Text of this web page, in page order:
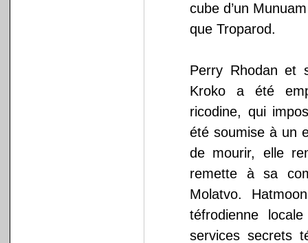
cube d’un
que Troparod.
Perry Rhodan et
Kroko a été
ricodine, qui
été soumise à un
de mourir, elle
remette à sa
Molatvo.
téfrodienne
services secrets